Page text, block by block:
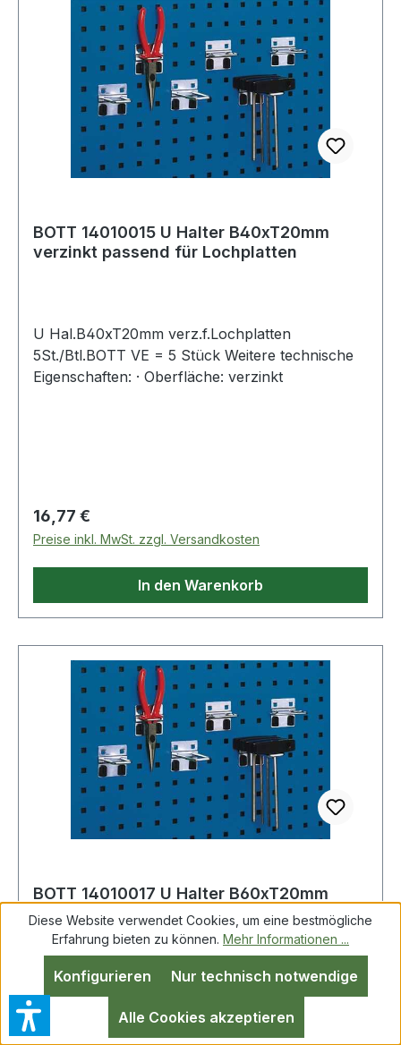
BOTT 14010015 U Halter B40xT20mm
verzinkt passend für Lochplatten
U Hal.B40xT20mm verz.f.Lochplatten
5St./Btl.BOTT VE = 5 Stück Weitere technische
Eigenschaften: · Oberfläche: verzinkt
Regulärer Preis:
16,77 €
Preise inkl. MwSt. zzgl. Versandkosten
In den Warenkorb
BOTT 14010017 U Halter B60xT20mm
verzinkt passend für Lochplatten
U Hal.B60xT20mm verz.f.Lochplatten
5St./Btl.BOTT VE = 5 Stück Weitere technische
Eigenschaften: · Oberfläche: verzinkt
Diese Website verwendet Cookies, um eine bestmögliche
Erfahrung bieten zu können. Mehr Informationen ...
Nur technisch notwendige
Konfigurieren
Alle Cookies akzeptieren